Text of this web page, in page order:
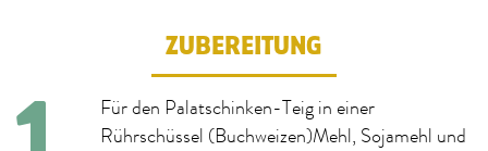
ZUBEREITUNG
Für den Palatschinken-Teig in einer
Rührschüssel (Buchweizen)Mehl, Sojamehl und